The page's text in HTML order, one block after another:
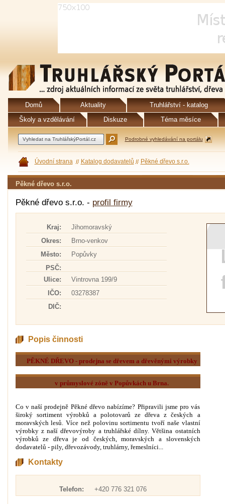
Domů Aktuality
Truhlářství - katalog
Školy a vzdělávání
Diskuze Téma měsíce
Podrobné vyhledávání na portálu
Úvodní strana Katalog dodavatelů Pěkné dřevo s.r.o.
Pěkné dřevo s.r.o.
Pěkné dřevo s.r.o. - profil firmy
Kraj:
Jihomoravský
Okres:
Brno-venkov
Město:
Popůvky
PSČ:
Ulice:
Vintrovna 199/9
IČO:
03278387
DIČ:
Popis činnosti
PĚKNÉ DŘEVO - prodejna se dřevem a dřevěnými výrobky
v průmyslové zóně v Popůvkách u Brna.
Co v naší prodejně Pěkné dřevo nabízíme? Připravili jsme pro vás
široký sortiment výrobků a polotovarů ze dřeva z českých a
moravských lesů. Více než polovinu sortimentu tvoří naše vlastní
výrobky z naší dřevovýroby a truhlářské dílny. Většina ostatních
výrobků ze dřeva je od českých, moravských a slovenských
dodavatelů - pily, dřevozávody, truhlárny, řemeslníci...
Kontakty
Telefon: +420 776 321 076